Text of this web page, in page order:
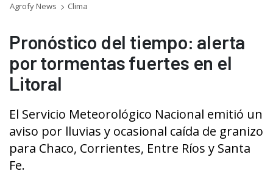
Agrofy News Clima
Pronóstico del tiempo: alerta
por tormentas fuertes en el
Litoral
El Servicio Meteorológico Nacional emitió un
aviso por lluvias y ocasional caída de granizo
para Chaco, Corrientes, Entre Ríos y Santa
Fe.